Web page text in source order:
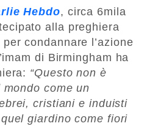
Hebdo, circa 6mila
alla preghiera
condannare l’azione
di Birmingham ha
“Questo non è
come un
cristiani e induisti
giardino come fiori